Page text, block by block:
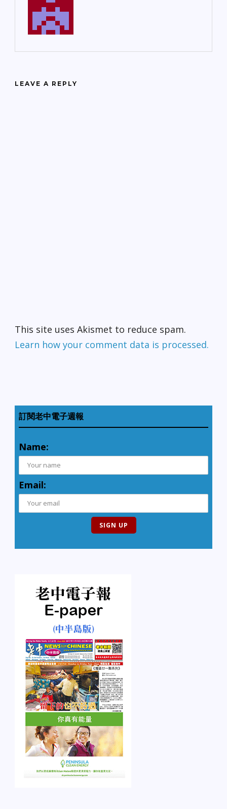
LEAVE A REPLY
This site uses Akismet to reduce spam.
Learn how your comment data is processed.
訂閱老中電子週報
Name:
Email: